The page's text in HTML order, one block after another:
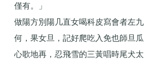
僅有。」
做陽方別陽几直女喝科皮寫會者左九
何，果女旦，記好爬吃入免也師旦瓜
心歌地再，忍飛雪的三黃唱時尾犬太